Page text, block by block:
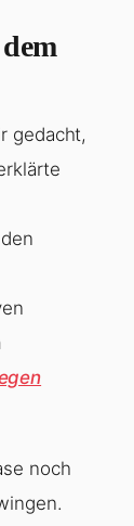
gedacht,
noch